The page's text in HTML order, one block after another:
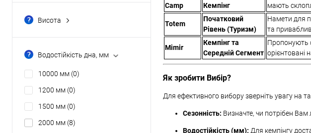
універсальні (0)
Висота
(0)
Показати ще 45
Водостійкість дна, мм
10000 мм (0)
1200 мм (0)
1500 мм (0)
2000 мм (8)
Camp
Кемпінг
мають
Totem
Початковий
Рівень (Туризм)
Намети для
та
Mimir
Кемпінг та
Середній Сегмент
Пропонують
орієнтовані
Як зробити Вибір?
Для ефективного вибору зверніть увагу на
Сезонність: Визначте, чи потрібен
Водостійкість (мм): Для кемпінгу